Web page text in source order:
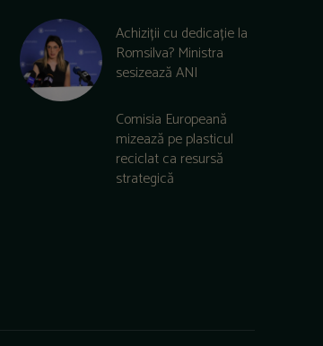
Achiziții cu dedicație la
Romsilva? Ministra
sesizează ANI
Comisia Europeană
mizează pe plasticul
reciclat ca resursă
strategică